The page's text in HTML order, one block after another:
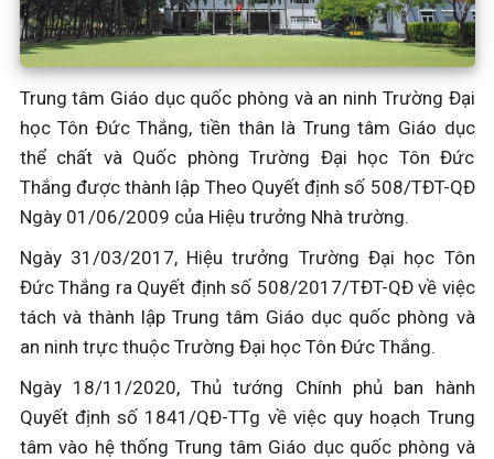
Trung tâm Giáo dục quốc phòng và an ninh Trường Đại
học Tôn Đức Thắng, tiền thân là Trung tâm Giáo dục
thể chất và Quốc phòng Trường Đại học Tôn Đức
Thắng được thành lập Theo Quyết định số 508/TĐT-QĐ
Ngày 01/06/2009 của Hiệu trưởng Nhà trường.
Ngày 31/03/2017, Hiệu trưởng Trường Đại học Tôn
Đức Thắng ra Quyết định số 508/2017/TĐT-QĐ về việc
tách và thành lập Trung tâm Giáo dục quốc phòng và
an ninh trực thuộc Trường Đại học Tôn Đức Thắng.
Ngày 18/11/2020, Thủ tướng Chính phủ ban hành
Quyết định số 1841/QĐ-TTg về việc quy hoạch Trung
tâm vào hệ thống Trung tâm Giáo dục quốc phòng và